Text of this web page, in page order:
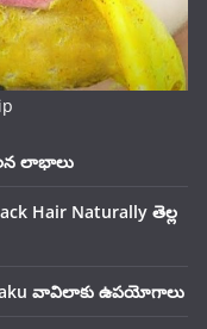
లాభాలు
Hair Naturally తెల్ల
వావిలాకు ఉపయోగాలు